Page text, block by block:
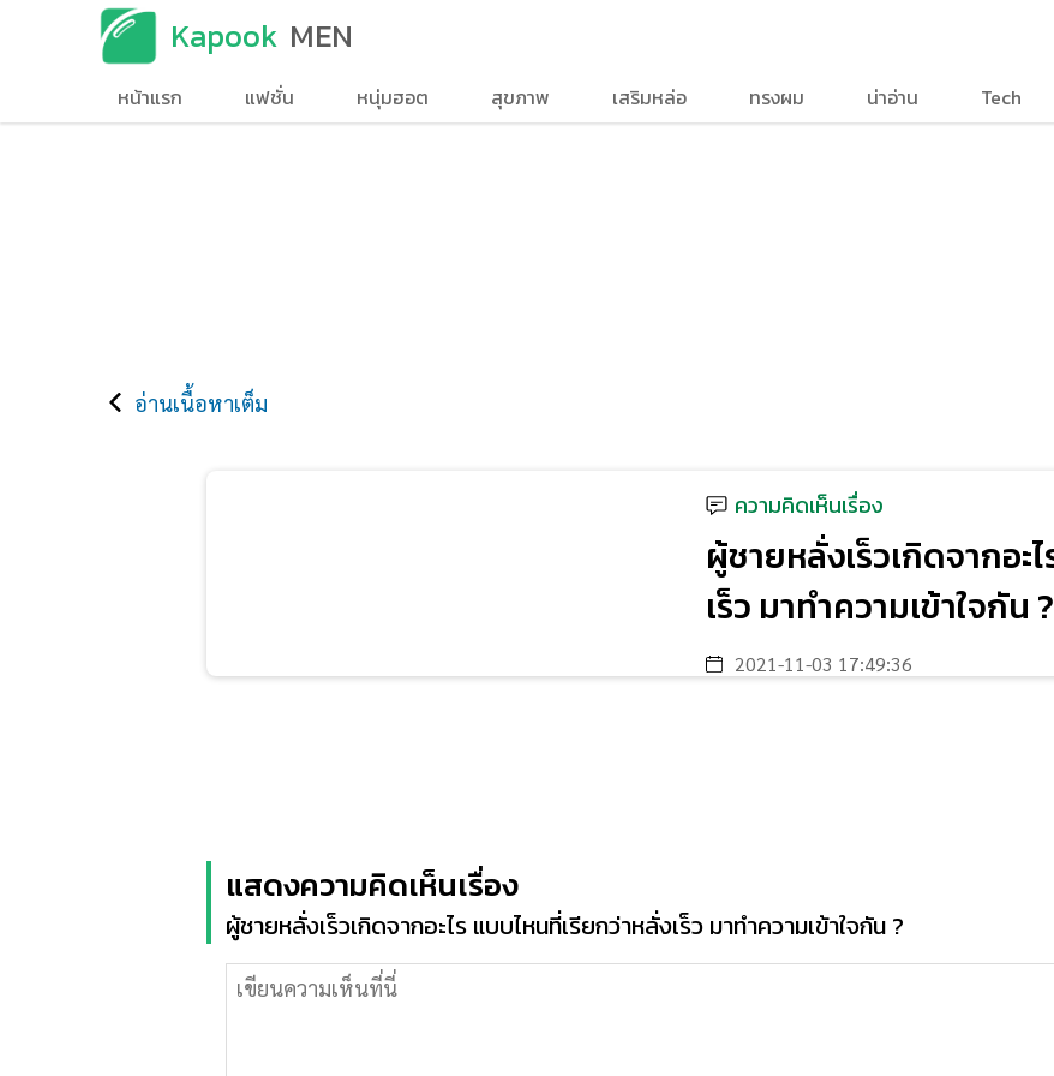
Kapook MEN
หน้าแรก แฟชั่น หนุ่มฮอต สุขภาพ เสริมหล่อ ทรงผม น่าอ่าน Tech
อ่านเนื้อหาเต็ม
ความคิดเห็นเรื่อง
ผู้ชายหลั่งเร็วเกิดจากอะ
เร็ว มาทำความเข้าใจกัน ?
2021-11-03 17:49:36
แสดงความคิดเห็นเรื่อง
ผู้ชายหลั่งเร็วเกิดจากอะไร แบบไหนที่เรียกว่าหลั่งเร็ว มาทำความเข้าใจกัน ?